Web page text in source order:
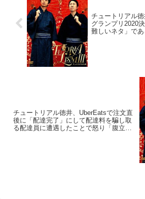
チュートリアル
グランプリ2020
難しいネタ」で
チュートリアル徳井、UberEatsで注文直
後に「配達完了」にして配達料を騙し取
る配達員に遭遇したことで怒り「腹立た